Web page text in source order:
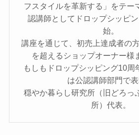
フスタイルを革新する」をテー
認講師としてドロップシッピ
始。
講座を通じて、初売上達成者の
を超えるショップオーナー様
もしもドロップシッピング10周
は公認講師部門で表
穏やか暮らし研究所（旧どろっ
所）代表。